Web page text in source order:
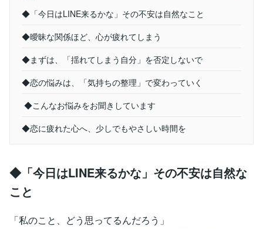
◆「今日はLINE来るかな」その不安は自然なこと
◆曖昧な関係ほど、心が疲れてしまう
◆まずは、「揺れてしまう自分」を否定しないで
◆恋の悩みは、「気持ちの整理」で変わっていく
◆こんなお悩みをお聞きしています
◆恋に疲れた心へ、少しでもやさしい時間を
◆「今日はLINE来るかな」その不安は自然な
こと
「私のこと、どう思ってるんだろう」